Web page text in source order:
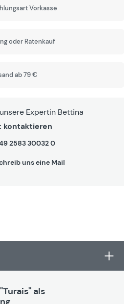
Vorkasse
oder Ratenkauf
ab 79 €
Expertin Bettina
kontaktieren
2583 30032 0
uns eine Mail
als